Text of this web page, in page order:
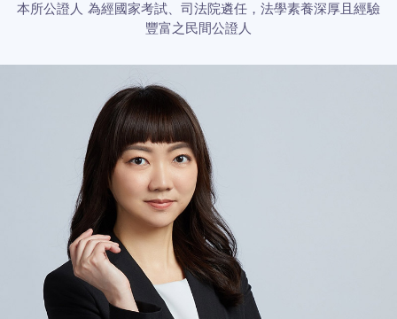
本所公證人 為經國家考試、司法院遴任，法學素養深厚且經驗
豐富之民間公證人